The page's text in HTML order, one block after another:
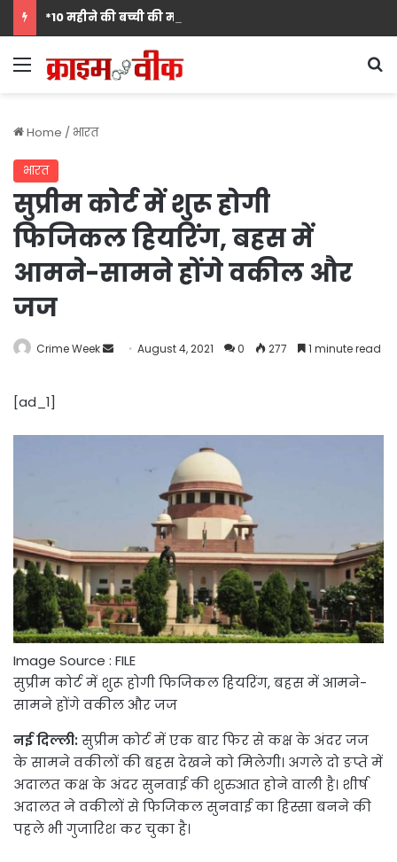
Menu
Home / भारत
भारत
सुप्रीम कोर्ट में शुरू होगी
फिजिकल हियरिंग, बहस में
आमने-सामने होंगे वकील और
जज
Crime Week
SendAugust 4, 2021 0 277 1 minute read
[ad_1]
Image Source : FILE
सुप्रीम कोर्ट में शुरू होगी फिजिकल हियरिंग, बहस में आमने-
सामने होंगे वकील और जज
नई दिल्ली: सुप्रीम कोर्ट में एक बार फिर से कक्ष के अंदर जज
के सामने वकीलों की बहस देखने को मिलेगी। अगले दो ङप्ते में
अदालत कक्ष के अंदर सुनवाई की शुरुआत होने वाली है। शीर्ष
अदालत ने वकीलों से फिजिकल सुनवाई का हिस्सा बनने की
पहले भी गुजारिश कर चुका है।